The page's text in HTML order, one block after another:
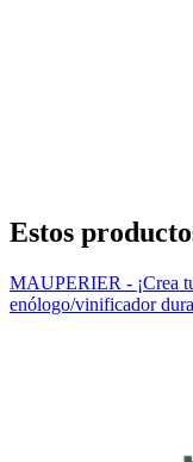
Estos
MAUPERIER - ¡Crea
enólogo/vinificador